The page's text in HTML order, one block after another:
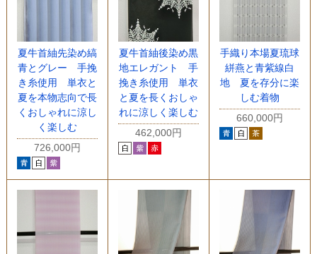
夏牛首紬先染め縞
青とグレー 手挽
き糸使用 単衣と
夏を本物志向で長
くおしゃれに涼し
く楽しむ
726,000円
夏牛首紬後染め黒
地エレガント 手
挽き糸使用 単衣
と夏を長くおしゃ
れに涼しく楽しむ
462,000円
手織り本場夏琉球
絣燕と青紫線白
地 夏を存分に楽
しむ着物
660,000円